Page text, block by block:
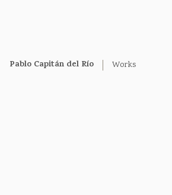
Pablo Capitán del Río Works